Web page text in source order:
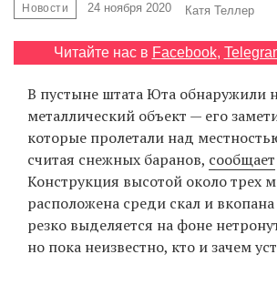
Новости 24 ноября 2020 Катя Теллер
Читайте нас в Facebook,
В пустыне штата Юта обнаружили
металлический объект — его
которые пролетали над
считая снежных баранов, сообщает
Конструкция высотой около трех
расположена среди скал и
резко выделяется на фоне
но пока неизвестно, кто и зачем